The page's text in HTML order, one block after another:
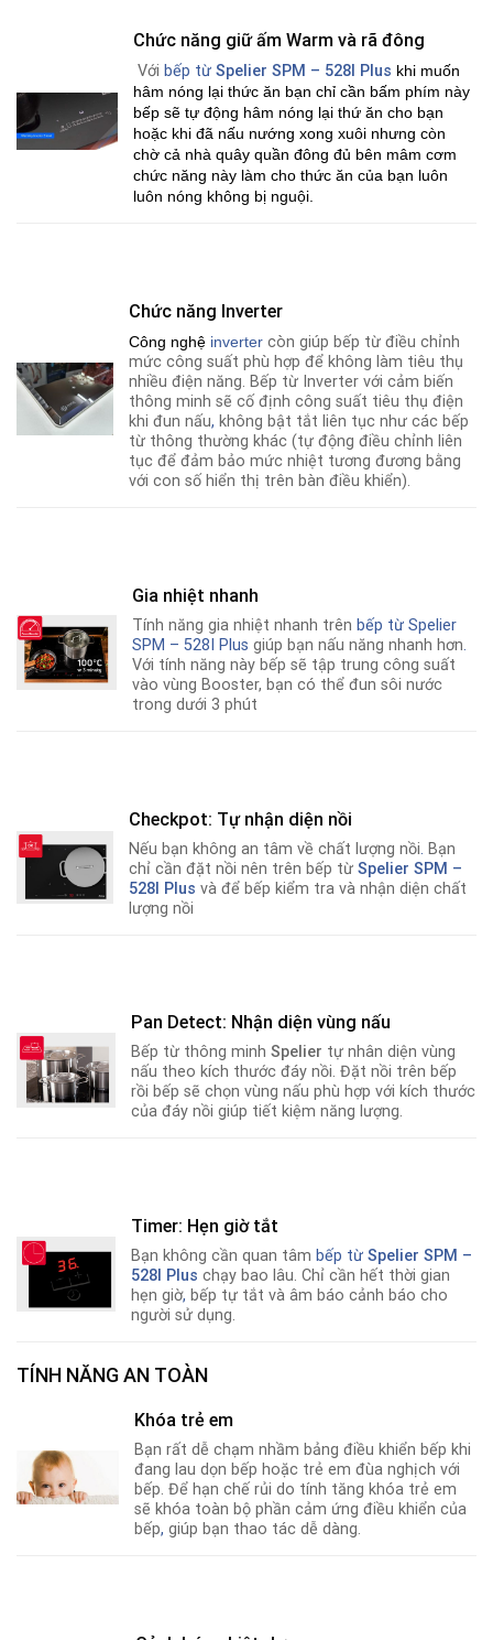
Chức năng giữ ấm Warm và rã đông
Với bếp từ Spelier SPM – 528I Plus khi muốn
hâm nóng lại thức ăn bạn chỉ cần bấm phím này
bếp sẽ tự động hâm nóng lại thứ ăn cho bạn
hoặc khi đã nấu nướng xong xuôi nhưng còn
chờ cả nhà quây quần đông đủ bên mâm cơm
chức năng này làm cho thức ăn của bạn luôn
luôn nóng không bị nguội.
Chức năng Inverter
Công nghệ inverter còn giúp bếp từ điều chỉnh
mức công suất phù hợp để không làm tiêu thụ
nhiều điện năng. Bếp từ Inverter với cảm biến
thông minh sẽ cố định công suất tiêu thụ điện
khi đun nấu, không bật tắt liên tục như các bếp
từ thông thường khác (tự động điều chỉnh liên
tục để đảm bảo mức nhiệt tương đương bằng
với con số hiển thị trên bàn điều khiển).
Gia nhiệt nhanh
Tính năng gia nhiệt nhanh trên bếp từ Spelier
SPM – 528I Plus giúp bạn nấu năng nhanh hơn.
Với tính năng này bếp sẽ tập trung công suất
vào vùng Booster, bạn có thể đun sôi nước
trong dưới 3 phút
Checkpot: Tự nhận diện nồi
Nếu bạn không an tâm về chất lượng nồi. Bạn
chỉ cần đặt nồi nên trên bếp từSpelier SPM –
528I Plusvà để bếp kiểm tra và nhận diện chất
lượng nồi
Pan Detect: Nhận diện vùng nấu
Bếp từ thông minhSpelier tự nhân diện vùng
nấu theo kích thước đáy nồi. Đặt nồi trên bếp
rồi bếp sẽ chọn vùng nấu phù hợp với kích thước
của đáy nồi giúp tiết kiệm năng lượng.
Timer: Hẹn giờ tắt
Bạn không cần quan tâm bếp từ Spelier SPM –
528I Plus chạy bao lâu. Chỉ cần hết thời gian
hẹn giờ, bếp tự tắt và âm báo cảnh báo cho
người sử dụng.
TÍNH NĂNG AN TOÀN
Khóa trẻ em
Bạn rất dễ chạm nhầm bảng điều khiển bếp khi
đang lau dọn bếp hoặc trẻ em đùa nghịch với
bếp. Để hạn chế rủi do tính tăng khóa trẻ em
sẽ khóa toàn bộ phần cảm ứng điều khiển của
bếp, giúp bạn thao tác dễ dàng.